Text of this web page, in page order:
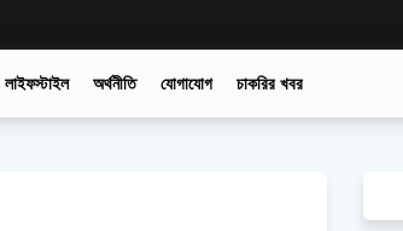
লাইফস্টাইল অর্থনীতি যোগাযোগ চাকরির খবর